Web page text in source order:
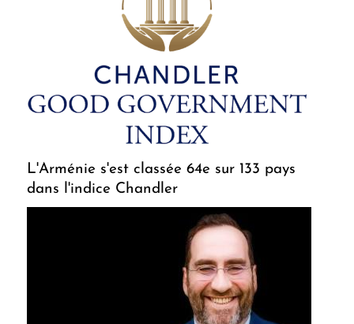
L'Arménie s'est classée 64e sur 133 pays
dans l'indice Chandler